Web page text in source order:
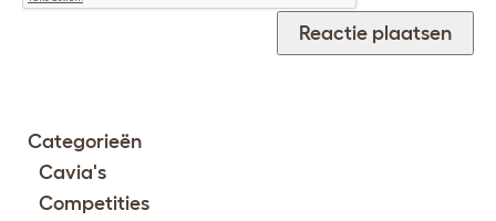
Categorieën
Cavia's
Competities